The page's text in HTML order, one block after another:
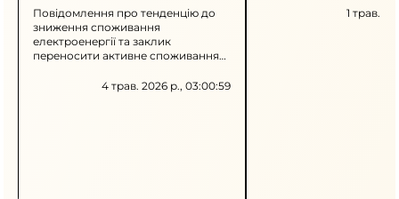
економте ввечері
Повідомлення про тенденцію до
зниження споживання
електроенергії та заклик
переносити активне споживання
повідомляється про нові
4 трав. 2026 р., 03:00:59
підхід до безпеки під
1 трав.